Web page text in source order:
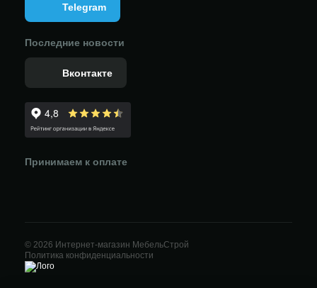
Telegram
Последние новости
Вконтакте
Принимаем к оплате
© 2026 Интернет-магазин МебельСтрой
Политика конфиденциальности